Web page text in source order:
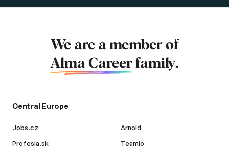
We are a member of
Alma Career family.
Central Europe
Jobs.cz
Profesia.sk
Arnold
Teamio